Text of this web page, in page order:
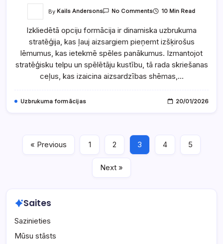
By Kails Andersons No CommentsOn
Veidošana:
Izvēles,
Skriešanas
Ceļi,
Aizsardzības
Shēmas
10 Min Read
Izkliedētā opciju formācija ir dinamiska uzbrukuma
stratēģija, kas ļauj aizsargiem pieņemt izšķirošus
lēmumus, kas ietekmē spēles panākumus. Izmantojot
stratēģisku telpu un spēlētāju kustību, tā rada skriešanas
ceļus, kas izaicina aizsardzības shēmas,…
Uzbrukuma formācijas 20/01/2026
« Previous 1 2 3 4 5
Next »
Saites
Sazinieties
Mūsu stāsts